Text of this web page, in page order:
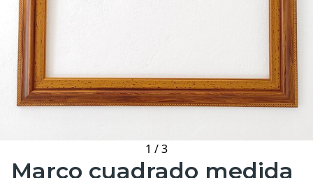
1 /3
Marco cuadrado medida